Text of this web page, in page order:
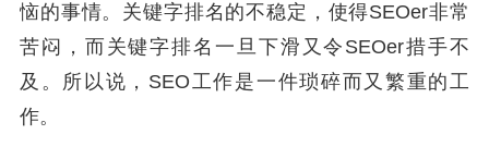
恼的事情。关键字排名的不稳定，使得SEOer非常
苦闷，而关键字排名一旦下滑又令SEOer措手不
及。所以说，SEO工作是一件琐碎而又繁重的工
作。